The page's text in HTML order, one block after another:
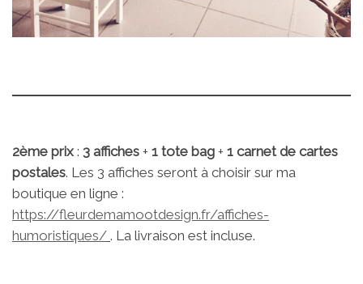
2ème prix : 3 affiches + 1 tote bag + 1 carnet de cartes
postales. Les 3 affiches seront à choisir sur ma
boutique en ligne :
https://fleurdemamootdesign.fr/affiches-
humoristiques/ . La livraison est incluse.